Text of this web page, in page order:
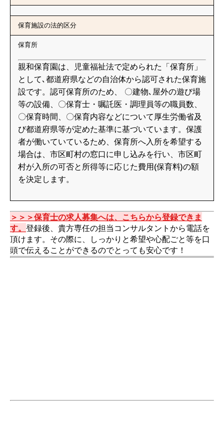
保育施設の法的区分
保育所
親和保育園は、児童福祉法で定められた「保育所」
として､都道府県などの自治体から認可された保育施
設です。認可保育所のため、 〇建物､屋外の遊び場
等の設備、〇保育士・嘱託医・調理員等の職員数、
〇保育時間、〇保育内容などについて厚生労働省及
び都道府県等が定めた基準に基づいています。保護
者が働いていているため、保育所へ入所を希望する
場合は、市区町村の窓口に申し込みを行い、市区町
村が入所の可否と所得等に応じた費用(保育料)の額
を決定します。
＞＞＞保育士の求人募集へは、こちらから登録できま
す。 登録後、貴方専任の担当コンサルタントから電話を
頂けます。その際に、しっかりと希望や心配ごと等を口
頭で伝えることができるのでとっても安心です！